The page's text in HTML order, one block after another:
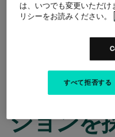
SD WAN
NETWORK
統合した
ションを
は、いつでも変更いただ
リシーをお読みください。
すべて拒否する